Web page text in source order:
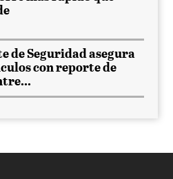
de Seguridad asegura
con reporte de